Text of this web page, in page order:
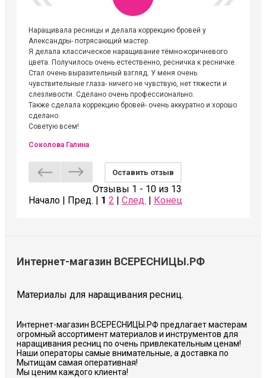
Наращивала ресницы и делала коррекцию бровей у
Александры- потрясающий мастер.
Я делала классическое наращивание тёмно-коричневого
цвета. Получилось очень естественно, ресничка к ресничке.
Стал очень выразительный взгляд. У меня очень
чувствительные глаза- ничего не чувствую, нет тяжести и
слезливости. Сделано очень профессионально.
Также сделала коррекцию бровей- очень аккуратно и хорошо
сделано.
Советую всем!
Соколова Галина
Оставить отзыв
Отзывы 1 - 10 из 13
Начало | Пред. | 1 2 | След. | Конец
Интернет-магазин ВСЕРЕСНИЦЫ.РФ
Материалы для наращивания ресниц.
Интернет-магазин ВСЕРЕСНИЦЫ.РФ предлагает мастерам
огромный ассортимент материалов и инструментов для
наращивания ресниц по очень привлекательным ценам!
Наши операторы самые внимательные, а доставка по
Мытищам самая оперативная!
Мы ценим каждого клиента!